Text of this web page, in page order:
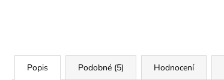
Popis Podobné (5) Hodnocení